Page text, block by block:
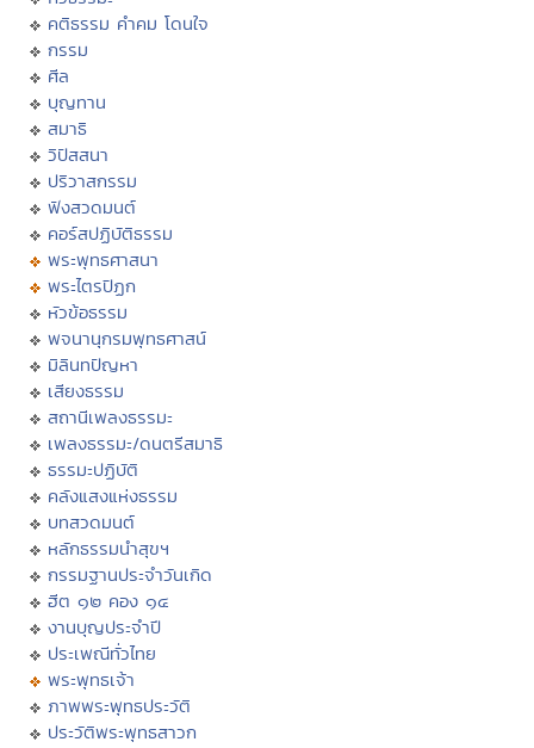
คติธรรม คำคม โดนใจ
กรรม
ศีล
บุญทาน
สมาธิ
วิปัสสนา
ปริวาสกรรม
ฟังสวดมนต์
คอร์สปฏิบัติธรรม
พระพุทธศาสนา
พระไตรปิฏก
หัวข้อธรรม
พจนานุกรมพุทธศาสน์
มิลินทปัญหา
เสียงธรรม
สถานีเพลงธรรมะ
เพลงธรรมะ/ดนตรีสมาธิ
ธรรมะปฏิบัติ
คลังแสงแห่งธรรม
บทสวดมนต์
หลักธรรมนำสุขฯ
กรรมฐานประจำวันเกิด
ฮีต ๑๒ คอง ๑๔
งานบุญประจำปี
ประเพณีทั่วไทย
พระพุทธเจ้า
ภาพพระพุทธประวัติ
ประวัติพระพุทธสาวก